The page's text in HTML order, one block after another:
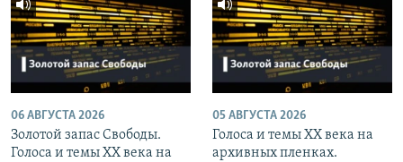
06 АВГУСТА 2026
Золотой запас Свободы.
Голоса и темы XX века на
05 АВГУСТА 2026
Голоса и темы XX века на
архивных пленках.